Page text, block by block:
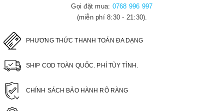
Gọi đặt mua: 0768 996 997
(miễn phí 8:30 - 21:30).
PHƯƠNG THỨC THANH TOÁN ĐA DẠNG
SHIP COD TOÀN QUỐC. PHÍ TÙY TỈNH.
CHÍNH SÁCH BẢO HÀNH RÕ RÀNG